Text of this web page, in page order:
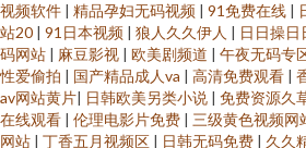
视频软件 | 精品孕妇无码视频 | 91免费在线 |
站20 | 91日本视频 | 狼人久久伊人 | 日日操日
码网站 | 麻豆影视 | 欧美剧频道 | 午夜无码专
性爱偷拍 | 国产精品成人va | 高清免费观看 |
av网站黄片| 日韩欧美另类小说 | 免费资源久
在线观看 | 伦理电影片免费 | 三级黄色视频网
网站 | 丁香五月视频区 | 日韩无码免费 | 久久